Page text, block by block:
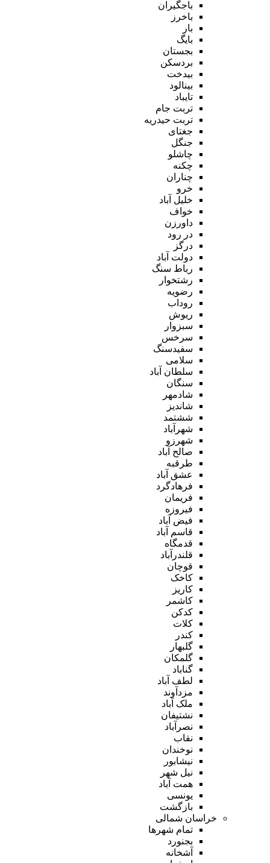
باجگیران
باخرز
بار
بایگ
بجستان
بردسکن
بیدخت
بینالود
تایباد
تربت جام
تربت حیدریه
جغتای
جنگل
چاشلو
چکنه
چناران
خرو
خلیل آباد
خواف
داورزن
در رود
درگز
دولت آباد
رباط سنگ
رشتخوار
رضویه
روداب
ریوش
سبزوار
سرخس
سفیدسنگ
سلامی
سلطان آباد
سنگان
شادمهر
شاندیز
ششتمد
شهرآباد
شهرزو
صالح آباد
طرقبه
عشق آباد
فرهادگرد
فریمان
فیروزه
فیض آباد
قاسم آباد
قدمگاه
قلندرآباد
قوچان
کاخک
کاریز
کاشمر
کدکن
کلات
کندر
گلبهار
گلمکان
گناباد
لطف آباد
مزدآوند
ملک آباد
نشتیفان
نصرآباد
نقاب
نوخندان
نیشابور
نیل شهر
همت آباد
یونسی
بازگشت
خراسان شمالی
تمام شهر‌ها
بجنورد
آشخانه